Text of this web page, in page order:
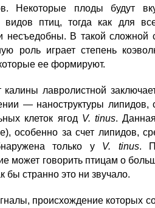
Некоторые плоды будут
видов птиц, тогда как для
несъедобны. В такой сложной
роль играет степень
ее формируют.
лавролистной
— наноструктуры липидов,
клеток ягод V. tinus.
особенно за счет липидов,
только у V. tinus.
может говорить птицам о
бы странно это ни звучало.
происхождение которых